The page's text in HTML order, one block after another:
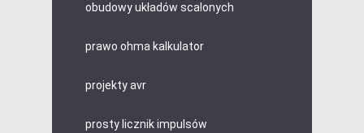
obudowy układów scalonych
prawo ohma kalkulator
projekty avr
prosty licznik impulsów